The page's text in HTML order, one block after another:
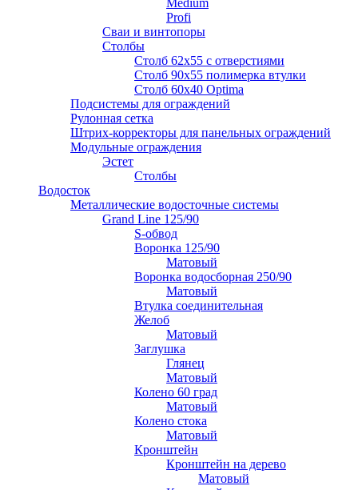
Medium
Profi
Сваи и винтопоры
Столбы
Cтолб 62х55 с отверстиями
Cтолб 90х55 полимерка втулки
Столб 60х40 Optima
Подсистемы для ограждений
Рулонная сетка
Штрих-корректоры для панельных ограждений
Модульные ограждения
Эстет
Столбы
Водосток
Металлические водосточные системы
Grand Line 125/90
S-обвод
Воронка 125/90
Матовый
Воронка водосборная 250/90
Матовый
Втулка соединительная
Желоб
Матовый
Заглушка
Глянец
Матовый
Колено 60 град
Матовый
Колено стока
Матовый
Кронштейн
Кронштейн на дерево
Матовый